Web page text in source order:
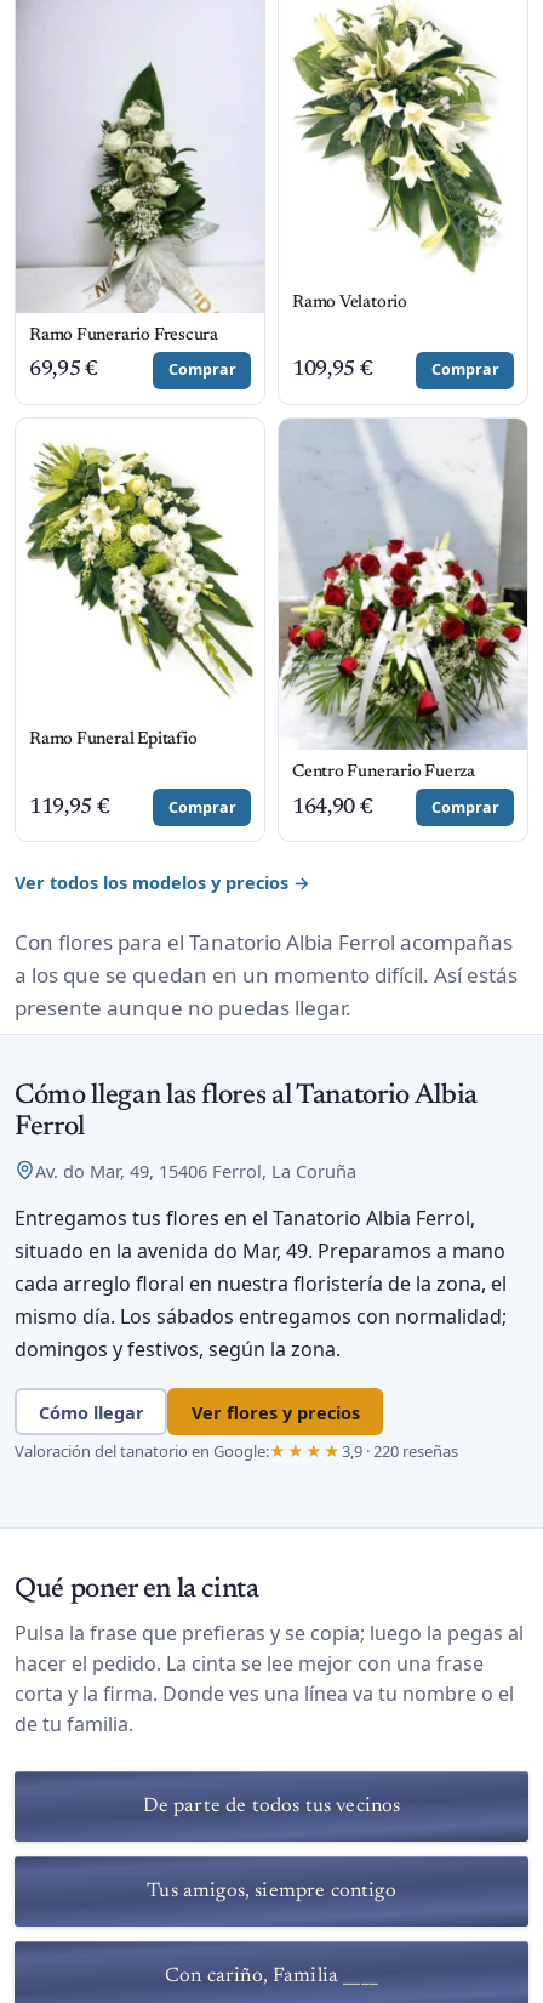
Ramo Funerario Frescura
69,95 € Comprar
Ramo Velatorio
109,95 € Comprar
Ramo Funeral Epitafio
119,95 € Comprar
Centro Funerario Fuerza
164,90 € Comprar
Ver todos los modelos y precios →
Con flores para el Tanatorio Albia Ferrol acompañas
a los que se quedan en un momento difícil. Así estás
presente aunque no puedas llegar.
Cómo llegan las flores al Tanatorio Albia
Ferrol
Av. do Mar, 49, 15406 Ferrol, La Coruña
Entregamos tus flores en el Tanatorio Albia Ferrol,
situado en la avenida do Mar, 49. Preparamos a mano
cada arreglo floral en nuestra floristería de la zona, el
mismo día. Los sábados entregamos con normalidad;
domingos y festivos, según la zona.
Cómo llegar Ver flores y precios
Valoración del tanatorio en Google:★★★★3,9 · 220 reseñas
Qué poner en la cinta
Pulsa la frase que prefieras y se copia; luego la pegas al
hacer el pedido. La cinta se lee mejor con una frase
corta y la firma. Donde ves una línea va tu nombre o el
de tu familia.
De parte de todos tus vecinos
Tus amigos, siempre contigo
Con cariño, Familia ____